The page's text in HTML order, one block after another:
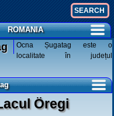
ROMANIA
Ocna Șugatag este o
localitate în județul
Öregi